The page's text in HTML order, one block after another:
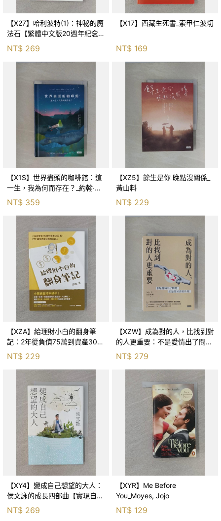
【X27】哈利波特(1)：神秘的魔
法石【繁體中文版20週年紀念】
NT$ 269
【X17】西藏生死書_索甲仁波切
NT$ 169
【X1S】世界盡頭的咖啡館：這
一生，我為何而存在？_約翰‧史
崔勒基, Elsa
NT$ 359
【XZ5】餘生是你 晚點沒關係_
黃山料
NT$ 229
【XZA】給理財小白的翻身筆
記：2年從負債75萬到資產300
萬，ETF讓我走在財務自由路上_
鐵蛋
NT$ 229
【XZW】成為對的人，比找到對
的人更重要：不是愛情出了問
題，而是認知需要升級！_Mr. P
NT$ 279
【XY4】變成自己想望的大人：
侯文詠的成長四部曲【實現自
己】_侯文詠
NT$ 269
【XYR】Me Before
You_Moyes, Jojo
NT$ 129